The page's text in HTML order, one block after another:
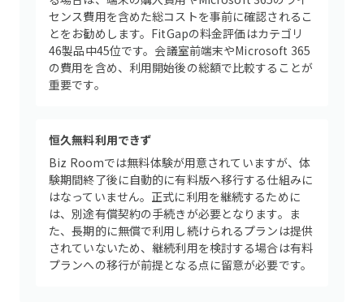
センス費用を含めた総コストを事前に確認されるこ
とをお勧めします。FitGapの料金評価はカテゴリ
46製品中45位です。会議室前端末やMicrosoft 365
の費用を含め、利用開始後の総額で比較することが
重要です。
恒久無料利用できず
Biz Roomでは無料体験が用意されていますが、体
験期間終了後に自動的に有料版へ移行する仕組みに
はなっていません。正式に利用を継続するために
は、別途有償契約の手続きが必要となります。ま
た、長期的に無償で利用し続けられるプランは提供
されていないため、継続利用を検討する場合は有料
プランへの移行が前提となる点に留意が必要です。